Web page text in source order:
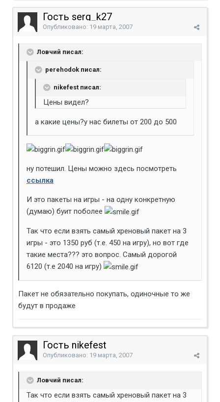
Гость serg_k27
Опубликовано: 19 марта, 2007
Ловчий писал:
perehodok писал:
nikefest писал:
Цены видел?
а какие цены?у нас билеты от 200 до 500
ну потешил. Цены можно здесь посмотреть
ссылка
И это пакеты на игры - на одну конкретную
(думаю) буит поболее
Так что если взять самый хреновый пакет на 3
игры - это 1350 руб (т.е. 450 на игру), но вот где
такие места??? это вопрос. Самый дорогой
6120 (т.е 2040 на игру)
Пакет не обязательно покупать, одиночные то же
будут в продаже
Гость nikefest
Опубликовано: 19 марта, 2007
Ловчий писал:
Так что если взять самый хреновый пакет на 3